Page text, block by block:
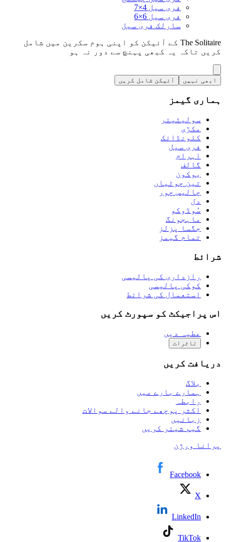
فری سیل ‎7×4
فری سیل 6×6
سارلک فری سیل
The Solitaire کے آئیکن کو اپنی ہوم سکرین میں شامل
کریں تاکہ یہ کبھی پہنچ سے دور نہ ہو
ابھی نہیں آئیکن شامل کریں
ہماری گیمز
سولیٹیئر
مکڑی
کلونڈائک
فری سیل
اہرام
گالف
يوكون
تین چوٹیاں
چالیس چور
دل
سُوڈوکو
ماہجونگ
جگسا پزلز
تمام گیمز
شرائط
رازداری کی پالیسی
کوکی پالیسی
استعمال کی شرائط
اس پراجیکٹ کو سپورٹ کریں
عطیہ دیں
تاثرات
دریافت کریں
بلاگ
ہمارے بارے میں
رابطہ
اکثر پوچھے جانے والے سوالات
زبانیں
گیم شیئر کریں
پرانا ورژن
Facebook
X
LinkedIn
TikTok